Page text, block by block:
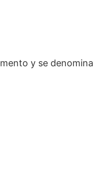
y se denomina